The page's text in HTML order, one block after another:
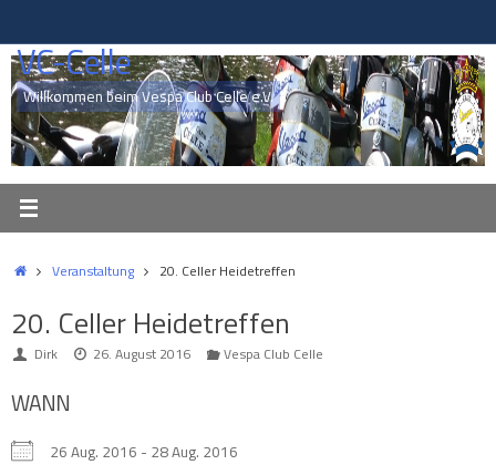
springen
VC-Celle
Willkommen beim Vespa Club Celle e.V.
StartVeranstaltung 20. Celler Heidetreffen
20. Celler Heidetreffen
Dirk 26. August 2016 Vespa Club Celle
WANN
26 Aug. 2016 - 28 Aug. 2016